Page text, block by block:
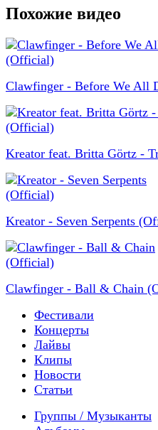
Похожие видео
Clawfinger - Before We All
Kreator feat. Britta Görtz -
Kreator - Seven Serpents
Clawfinger - Ball & Chain
Фестивали
Концерты
Лайвы
Клипы
Новости
Статьи
Группы / Музыканты